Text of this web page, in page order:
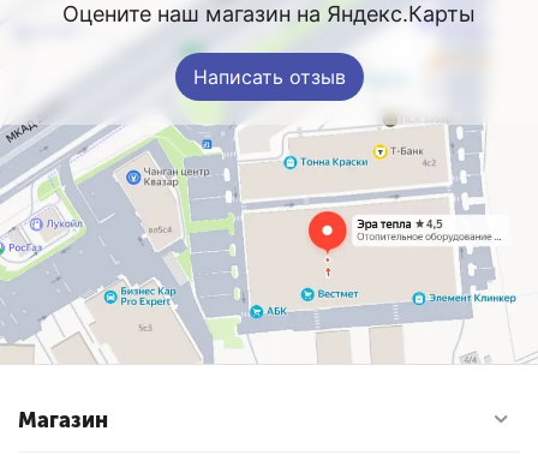
Оцените наш магазин на Яндекс.Карты
Написать отзыв
Магазин